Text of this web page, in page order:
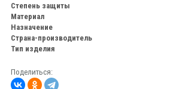
Степень защиты
Материал
Назначение
Страна-производитель
Тип изделия
Поделиться: